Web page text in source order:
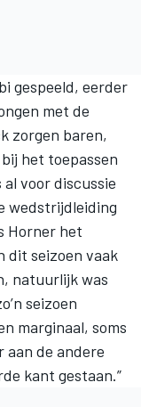
gespeeld, eerder
met de
zorgen baren,
het toepassen
voor discussie
wedstrijdleiding
Horner het
dit seizoen vaak
natuurlijk was
seizoen
marginaal, soms
de andere
kant gestaan.”